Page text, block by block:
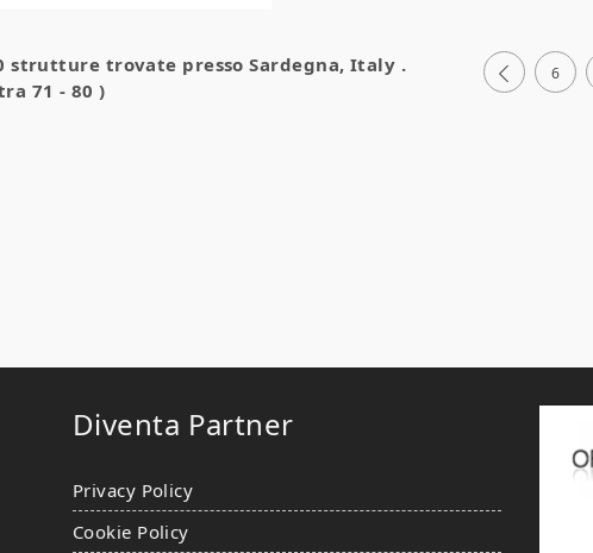
strutture trovate pressoSardegna, Italy .
71 - 80 )
6
Diventa Partner
Privacy Policy
Cookie Policy